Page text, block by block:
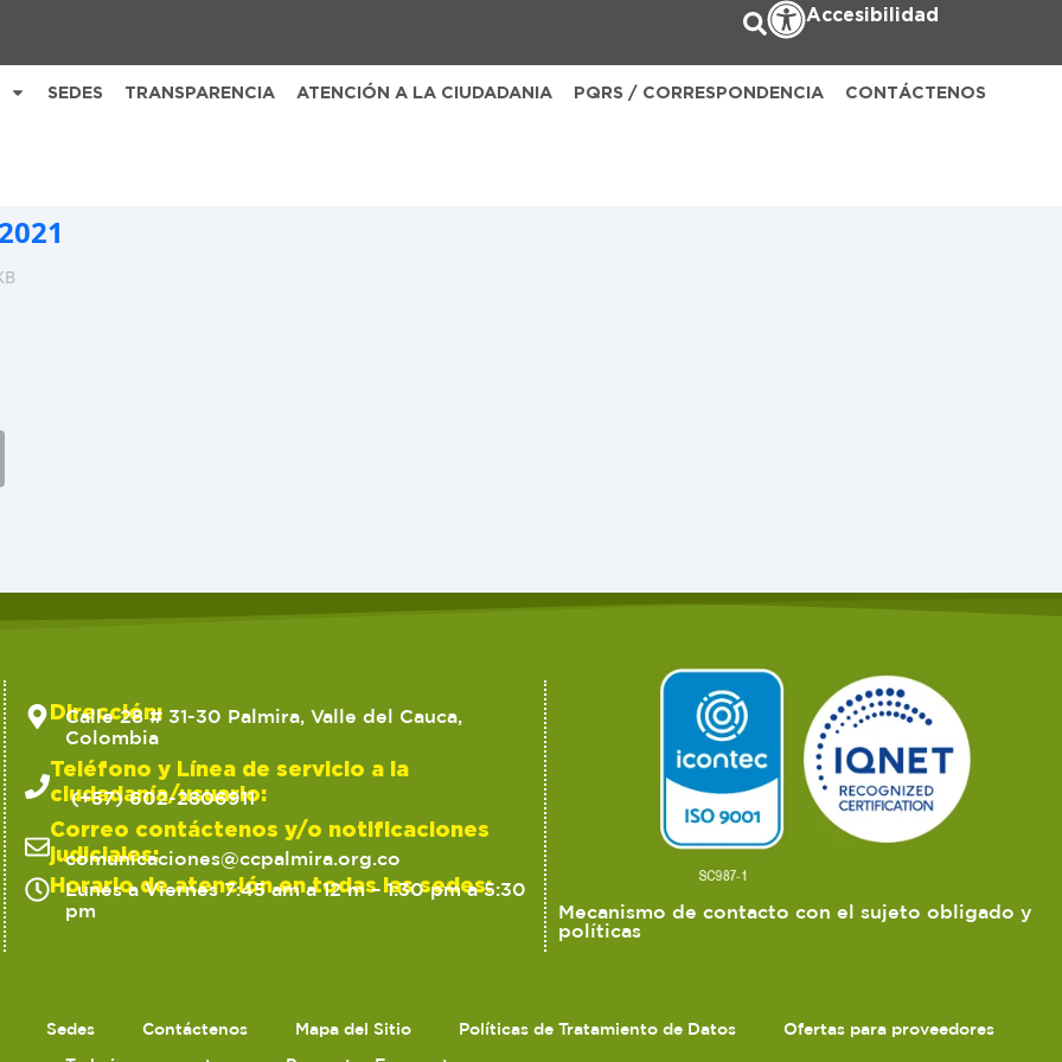
Accesibilidad
SEDES TRANSPARENCIA ATENCIÓN A LA CIUDADANIA PQRS / CORRESPONDENCIA CONTÁCTENOS
Dirección:
Calle 28 # 31-30 Palmira, Valle del Cauca,
Colombia
Teléfono y Línea de servicio a la
ciudadanía/usuario:
(+57) 602-2806911
Correo contáctenos y/o notificaciones
judiciales:
comunicaciones@ccpalmira.org.co
Horario de atención en todas las sedes:
Lunes a Viernes 7:45 am a 12 m – 1:30 pm a 5:30
pm
Mecanismo de contacto con el sujeto obligado y
políticas
Sedes Contáctenos Mapa del Sitio Políticas de Tratamiento de Datos
Ofertas para proveedores